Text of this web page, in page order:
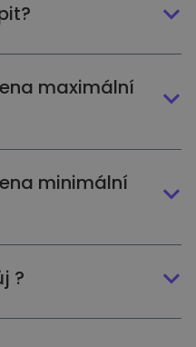
maximální
minimální
?